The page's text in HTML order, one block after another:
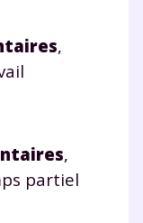
,
,
partiel